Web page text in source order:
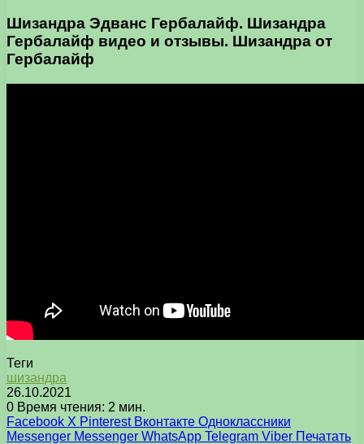
Шизандра Эдванс Гербалайф. Шизандра
Гербалайф видео и отзывы. Шизандра от
Гербалайф
Теги
шизандра
26.10.2021
0 Время чтения: 2 мин.
Facebook X Pinterest Вконтакте Одноклассники
Messenger Messenger WhatsApp Telegram Viber Печатать